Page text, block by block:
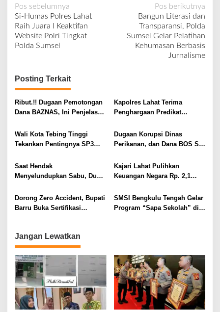
N
a
v
i
a
s
i
p
o
s
Pos sebelumnya
Si-Humas Polres Lahat
Raih Juara I Keaktifan
Website Polri Tingkat
Polda Sumsel
Pos berikutnya
Bangun Literasi dan
Transparansi, Polda
Sumsel Gelar Pelatihan
Kehumasan Berbasis
Jurnalisme
Posting Terkait
Ribut.!! Dugaan Pemotongan
Dana BAZNAS, Ini Penjelasan
Kapolres Lahat Terima
Penghargaan Predikat
Sumsel Tahun 2026
Wali Kota Tebing Tinggi
Tekankan Pentingnya SP3
Dugaan Korupsi Dinas
Perikanan, dan Dana BOS SD
Terus Dipertajam Kajari Lahat
Saat Hendak
Menyelundupkan Sabu, Dua
Kajari Lahat Pulihkan
Keuangan Negara Rp. 2,1
Dorong Zero Accident, Bupati
Barru Buka Sertifikasi
SMSI Bengkulu Tengah Gelar
Program “Sapa Sekolah” di
Jangan Lewatkan